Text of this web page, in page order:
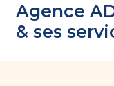
Agence
& ses